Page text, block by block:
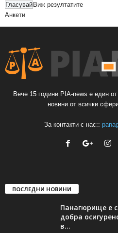
Виж резултатите
Анкети
Вече 15 години PIA-news е един
новини от всички
За контакти с нас::
ПОСЛЕДНИ НОВИНИ
Панагюрище е
добра
в...